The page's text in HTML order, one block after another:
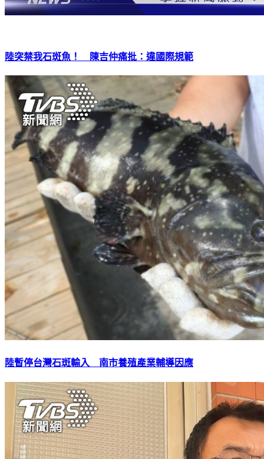
陸突禁我石斑魚！ 陳吉仲痛批：違國際規範
陸暫停台灣石斑輸入 南市養殖產業輔導因應